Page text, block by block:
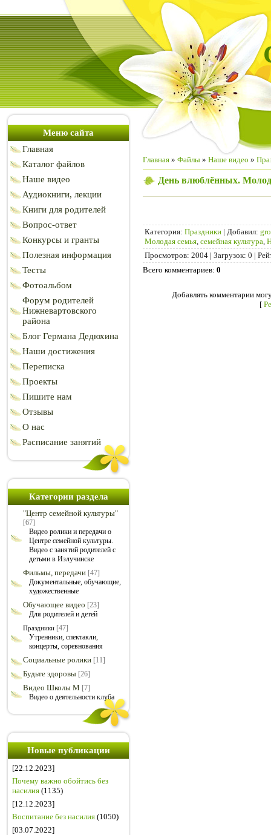
Меню сайта
Главная
Каталог файлов
Наше видео
Аудиокниги, лекции
Книги для родителей
Вопрос-ответ
Конкурсы и гранты
Полезная информация
Тесты
Фотоальбом
Форум родителей
Нижневартовского
района
Блог Германа Дедюхина
Наши достижения
Переписка
Проекты
Пишите нам
Отзывы
О нас
Расписание занятий
Категории раздела
"Центр семейной культуры"
[67]
Видео ролики и передачи о
Центре семейной культуры.
Видео с занятий родителей с
детьми в Излучинске
Фильмы, передачи [47]
Документальные, обучающие,
художественные
Обучающее видео [23]
Для родителей и детей
Праздники [47]
Утренники, спектакли,
концерты, соревнования
Социальные ролики [11]
Будьте здоровы [26]
Видео Школы М [7]
Видео о деятельности клуба
Новые публикации
[22.12.2023]
Почему важно обойтись без
насилия (1135)
[12.12.2023]
Воспитание без насилия (1050)
[03.07.2022]
Главная » Файлы » Наше видео »
День влюблённых.
Категория: Праздники | Добавил:
Молодая семья, семейная культура,
Просмотров: 2004 | Загрузок: 0 |
Всего комментариев: 0
Добавлять комментарии
[